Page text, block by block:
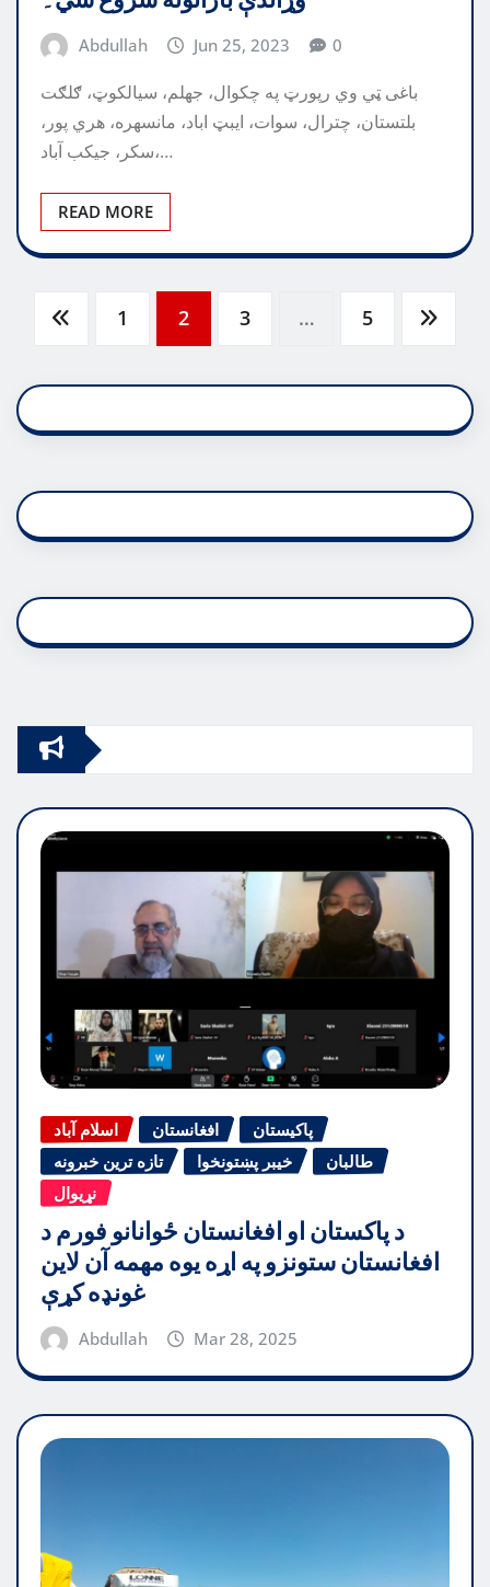
Abdullah Jun 25, 2023 0
باغی ټي وي رپورټ په چکوال، جهلم، سيالکوټ، ګلګت
بلتستان، چترال، سوات، ايبټ اباد، مانسهره، هري پور،
سکر، جيکب آباد،…
READ MORE
Posts
pagination
1 2 3 … 5
اسلام آباد افغانستان
پاکیستان
تازه ترین خبرونه
خیبر پښتونخوا
طالبان
نړیوال
د پاکستان او افغانستان ځوانانو فورم د
افغانستان ستونزو په اړه یوه مهمه آن لاین
غونډه کړې
Abdullah Mar 28, 2025